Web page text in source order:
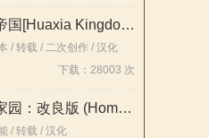
华夏帝国[Huaxia Kingdom]1.3.15&1.4.5
/ 转载 / 二次创作 / 汉化
下载：28003 次
建立家园：改良版 (Homesteads Reloaded) 简体/繁體中文化
/ 转载 / 汉化